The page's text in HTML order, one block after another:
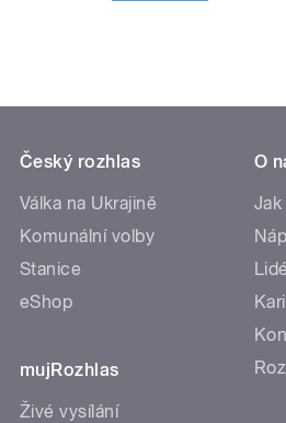
Český rozhlas
Válka na Ukrajině
Komunální volby
Stanice
eShop
mujRozhlas
Živé vysílání
O
Jak